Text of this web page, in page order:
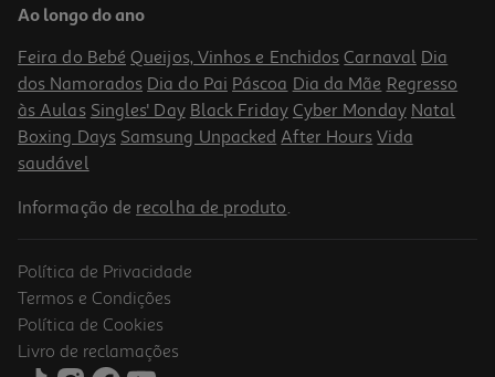
Ao longo do ano
Feira do Bebé Queijos, Vinhos e Enchidos Carnaval Dia
dos Namorados Dia do Pai Páscoa Dia da Mãe Regresso
às Aulas Singles' Day Black Friday Cyber Monday Natal
Boxing Days Samsung Unpacked After Hours Vida
saudável
Informação de recolha de produto.
Política de Privacidade
Termos e Condições
Política de Cookies
Livro de reclamações